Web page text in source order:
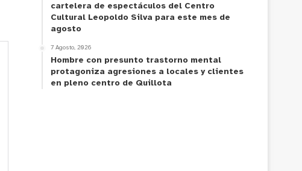
cartelera de espectáculos del Centro
Cultural Leopoldo Silva para este mes de
agosto
7 Agosto, 2026
Hombre con presunto trastorno mental
protagoniza agresiones a locales y clientes
en pleno centro de Quillota